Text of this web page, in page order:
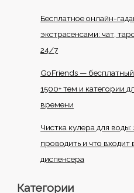
Бесплатное онлайн-
экстрасенсами: чат,
24/7
GoFriends —
1500+ тем и категории
времени
Чистка кулера для
проводить и что
диспенсера
Категории